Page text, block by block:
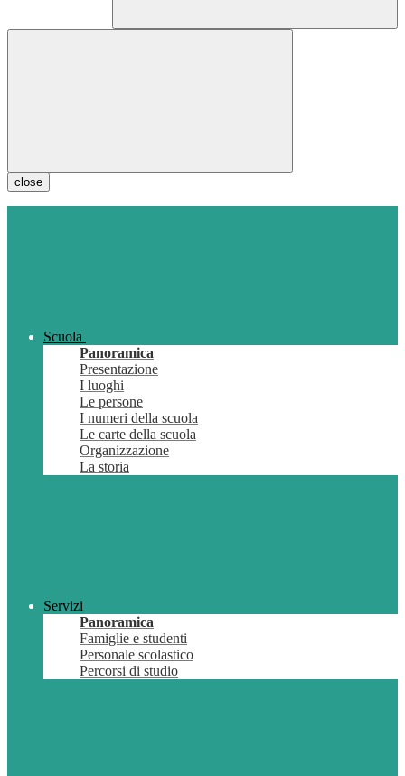
close
Scuola
Panoramica
Presentazione
I luoghi
Le persone
I numeri della scuola
Le carte della scuola
Organizzazione
La storia
Servizi
Panoramica
Famiglie e studenti
Personale scolastico
Percorsi di studio